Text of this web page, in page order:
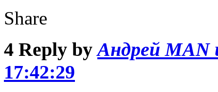
Share
4 Reply byАндрей MAN
17:42:29